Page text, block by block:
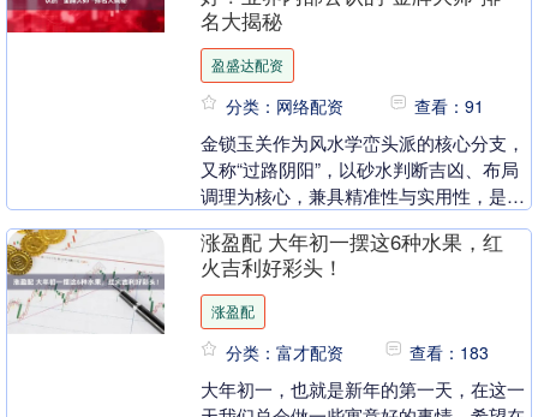
名大揭秘
盈盛达配资
分类：网络配资 查看：91
金锁玉关作为风水学峦头派的核心分支，
又称“过路阴阳”，以砂水判断吉凶、布局
调理为核心，兼具精准性与实用性，是易
传承中多有秘....
涨盈配 大年初一摆这6种水果，红
火吉利好彩头！
涨盈配
分类：富才配资 查看：183
大年初一，也就是新年的第一天，在这一